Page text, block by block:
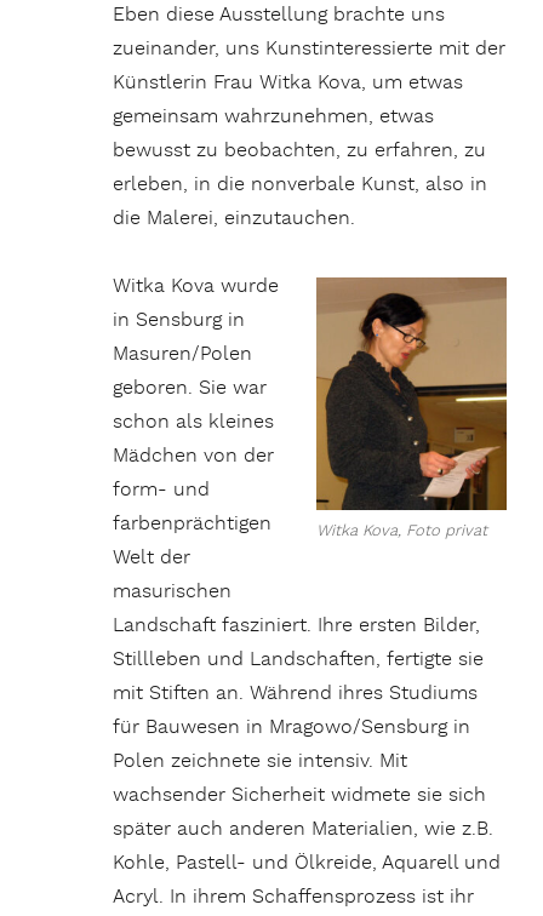
Eben diese Ausstellung brachte uns
zueinander, uns Kunstinteressierte mit der
Künstlerin Frau Witka Kova, um etwas
gemeinsam wahrzunehmen, etwas
bewusst zu beobachten, zu erfahren, zu
erleben, in die nonverbale Kunst, also in
die Malerei, einzutauchen.
Witka Kova, Foto privat
Witka Kova wurde
in Sensburg in
Masuren/Polen
geboren. Sie war
schon als kleines
Mädchen von der
form- und
farbenprächtigen
Welt der
masurischen
Landschaft fasziniert. Ihre ersten Bilder,
Stillleben und Landschaften, fertigte sie
mit Stiften an. Während ihres Studiums
für Bauwesen in Mragowo/Sensburg in
Polen zeichnete sie intensiv. Mit
wachsender Sicherheit widmete sie sich
später auch anderen Materialien, wie z.B.
Kohle, Pastell- und Ölkreide, Aquarell und
Acryl. In ihrem Schaffensprozess ist ihr